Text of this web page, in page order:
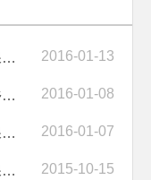
保山市人民政府办公室关于印发保山市鼓励社会资本投向农业和建设新农村... 2016-01-13
保山市人民政府关于龙陵县象达乡等2个乡撤乡设镇的通知 2016-01-08
保山市人民政府办公室关于印发保山市政府向社会力量购买服务实施意见的通知 2016-01-07
保山市人民政府办公室关于印发保山市农民工工资支付保障办法的通知 2015-10-15